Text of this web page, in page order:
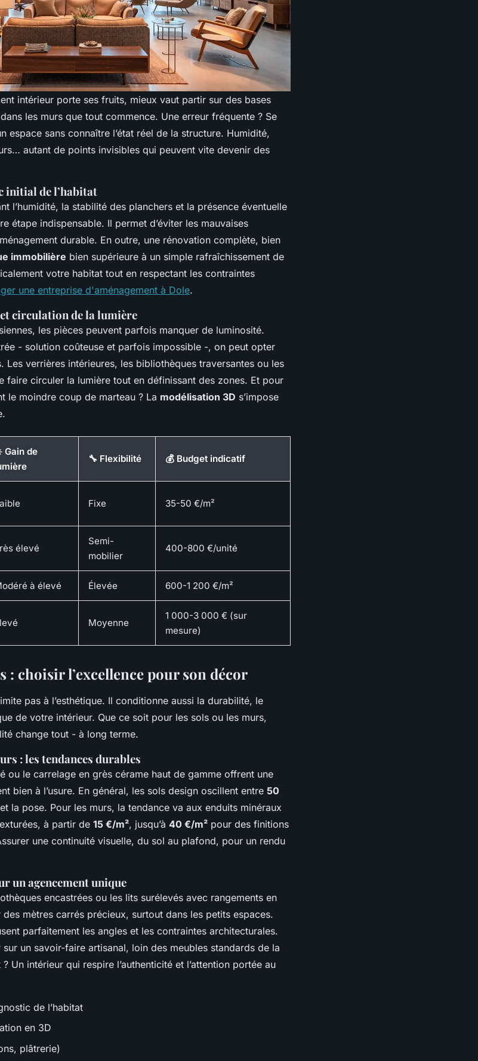
intérieur porte ses fruits, mieux vaut partir sur des bases
les murs que tout commence. Une erreur fréquente ? Se
espace sans connaître l’état réel de la structure. Humidité,
autant de points invisibles qui peuvent vite devenir des
initial de l’habitat
l’humidité, la stabilité des planchers et la présence éventuelle
étape indispensable. Il permet d’éviter les mauvaises
durable. En outre, une rénovation complète, bien
immobilière bien supérieure à un simple rafraîchissement de
votre habitat tout en respectant les contraintes
une entreprise d'aménagement à Dole.
circulation de la lumière
les pièces peuvent parfois manquer de luminosité.
- solution coûteuse et parfois impossible -, on peut opter
Les verrières intérieures, les bibliothèques traversantes ou les
faire circuler la lumière tout en définissant des zones. Et pour
le moindre coup de marteau ? La modélisation 3D s’impose
Gain de
🔧 Flexibilité 💰 Budget indicatif
Fixe 35-50 €/m²
élevé
Semi-
mobilier
400-800 €/unité
à élevé Élevée 600-1 200 €/m²
Moyenne
1 000-3 000 € (sur
mesure)
choisir l’excellence pour son décor
pas à l’esthétique. Il conditionne aussi la durabilité, le
de votre intérieur. Que ce soit pour les sols ou les murs,
change tout - à long terme.
: les tendances durables
ou le carrelage en grès cérame haut de gamme offrent une
bien à l’usure. En général, les sols design oscillent entre 50
la pose. Pour les murs, la tendance va aux enduits minéraux
à partir de 15 €/m², jusqu’à 40 €/m² pour des finitions
une continuité visuelle, du sol au plafond, pour un rendu
un agencement unique
encastrées ou les lits surélevés avec rangements en
mètres carrés précieux, surtout dans les petits espaces.
parfaitement les angles et les contraintes architecturales.
sur un savoir-faire artisanal, loin des meubles standards de la
Un intérieur qui respire l’authenticité et l’attention portée au
de l’habitat
en 3D
plâtrerie)